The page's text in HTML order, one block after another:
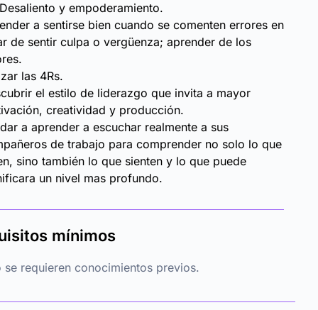
y empoderamiento.
a sentirse bien cuando se comenten errores en
de sentir culpa o vergüenza; aprender de los
las 4Rs.
el estilo de liderazgo que invita a mayor
creatividad y producción.
a aprender a escuchar realmente a sus
de trabajo para comprender no solo lo que
sino también lo que sienten y lo que puede
un nivel mas profundo.
mínimos
se requieren conocimientos previos.